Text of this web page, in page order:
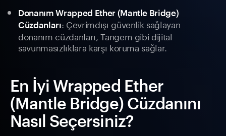
Donanım Wrapped Ether (Mantle Bridge)
Cüzdanları: Çevrimdışı güvenlik sağlayan
donanım cüzdanları, Tangem gibi dijital
savunmasızlıklara karşı koruma sağlar.
En İyi Wrapped Ether
(Mantle Bridge) Cüzdanını
Nasıl Seçersiniz?